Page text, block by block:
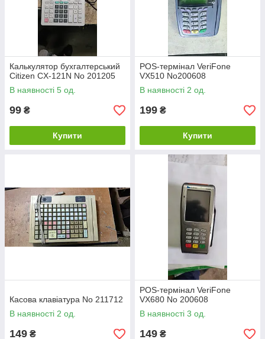
Калькулятор бухгалтерський
Citizen CX-121N No 201205
В наявності 5 од.
99 ₴
Купити
POS-термінал VeriFone
VX510 No200608
В наявності 2 од.
199 ₴
Купити
Касова клавіатура No 211712
В наявності 2 од.
149 ₴
POS-термінал VeriFone
VX680 No 200608
В наявності 3 од.
149 ₴